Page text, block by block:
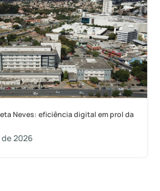
Neves: eficiência digital em prol da
2026